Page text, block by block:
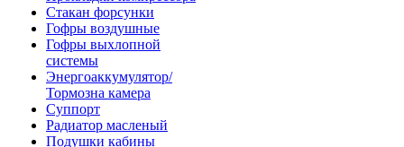
Стакан форсунки
Гофры воздушные
Гофры выхлопной
системы
Энергоаккумулятор/
Тормозна камера
Суппорт
Радиатор масленый
Подушки кабины